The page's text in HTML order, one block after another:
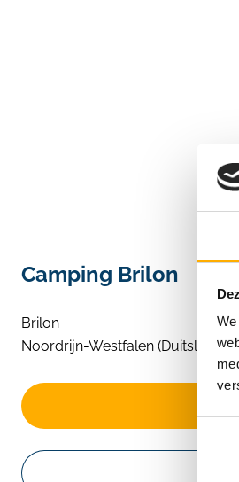
Camping Brilon
Brilon
Noordrijn-Westfalen (Duitsland)